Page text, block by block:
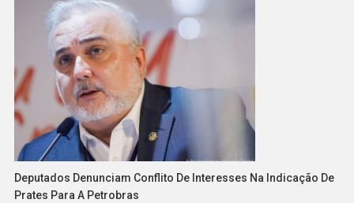
Deputados Denunciam Conflito De Interesses Na Indicação De
Prates Para A Petrobras